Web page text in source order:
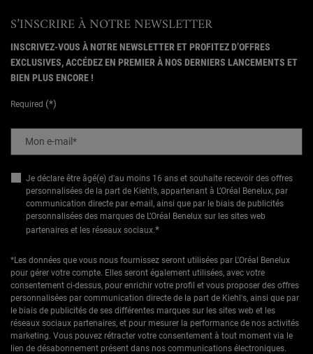
S’INSCRIRE À NOTRE NEWSLETTER
INSCRIVEZ-VOUS À NOTRE NEWSLETTER ET PROFITEZ D’OFFRES
EXCLUSIVES, ACCÉDEZ EN PREMIER À NOS DERNIERS LANCEMENTS ET
BIEN PLUS ENCORE !
Required (*)
Mon e-mail*
Je déclare être âgé(e) d'au moins 16 ans et souhaite recevoir des offres
personnalisées de la part de Kiehl’s, appartenant à L’Oréal Benelux, par
communication directe par e-mail, ainsi que par le biais de publicités
personnalisées des marques de L’Oréal Benelux sur les sites web
partenaires et les réseaux sociaux.*
*Les données que vous nous fournissez seront utilisées par L'Oréal Benelux
pour gérer votre compte. Elles seront également utilisées, avec votre
consentement ci-dessus, pour enrichir votre profil et vous proposer des offres
personnalisées par communication directe de la part de Kiehl's, ainsi que par
le biais de publicités de ses différentes marques sur les sites web et les
réseaux sociaux partenaires, et pour mesurer la performance de nos activités
marketing. Vous pouvez rétracter votre consentement à tout moment via le
lien de désabonnement présent dans nos communications électroniques.